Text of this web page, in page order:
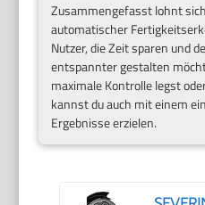
Zusammengefasst lohnt
automatischer
Nutzer, die Zeit sparen und
entspannter gestalten
maximale Kontrolle legst
kannst du auch mit einem
Ergebnisse erzielen.